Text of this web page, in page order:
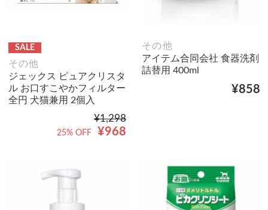
SALE
その他
ジェックス ピュアクリスタ
ル お口すこやかフィルター
全円 犬猫兼用 2個入
¥1,298
¥968
25% OFF
その他
アイテム合同会社 食器洗剤
詰替用 400ml
¥858